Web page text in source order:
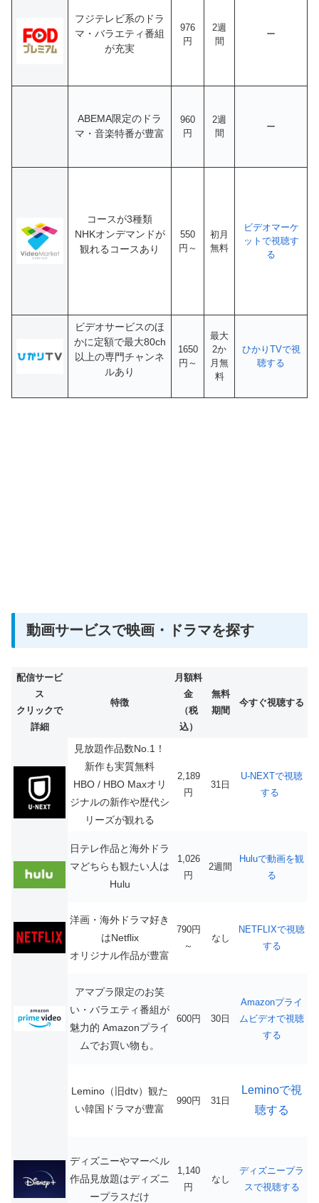
フジテレビ系のドラ
マ・バラエティ番組
が充実
976
円
2週
間
ー
ABEMA限定のドラ
マ・音楽特番が豊富
960
円
2週
間
ー
コースが3種類
NHKオンデマンドが
観れるコースあり
550
円～
初月
無料
ビデオマーケ
ットで視聴す
る
ビデオサービスのほ
かに定額で最大80ch
以上の専門チャンネ
ルあり
1650
円～
最大
2か
月無
料
ひかりTVで視
聴する
動画サービスで映画・ドラマを探す
配信サービ
ス
クリックで
詳細
特徴
月額料
金
（税
込）
無料
期間
今すぐ視聴する
見放題作品数No.1！
新作も実質無料
HBO / HBO Maxオリ
ジナルの新作や歴代シ
リーズが観れる
2,189
円
31日
U-NEXTで視聴
する
日テレ作品と海外ドラ
マどちらも観たい人は
Hulu
1,026
円
2週間
Huluで動画を観
る
洋画・海外ドラマ好き
はNetflix
オリジナル作品が豊富
790円
～
なし
NETFLIXで視聴
する
アマプラ限定のお笑
い・バラエティ番組が
魅力的 Amazonプライ
ムでお買い物も。
600円 30日
Amazonプライ
ムビデオで視聴
する
Lemino（旧dtv）観た
い韓国ドラマが豊富
990円 31日
Leminoで視
聴する
ディズニーやマーベル
作品見放題はディズニ
ープラスだけ
1,140
円
なし
ディズニープラ
スで視聴する